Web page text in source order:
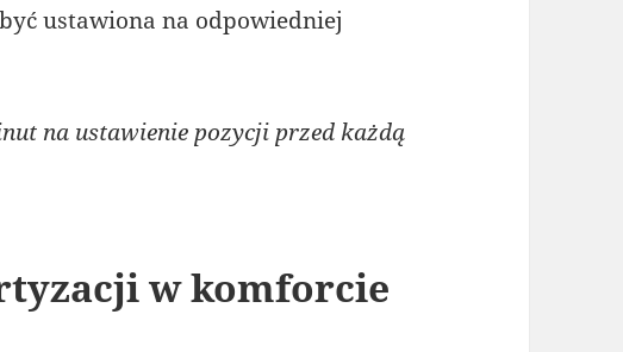
ustawiona na odpowiedniej
na ustawienie pozycji przed każdą
w komforcie